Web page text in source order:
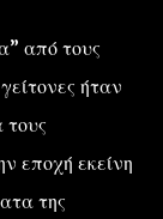
από τους
ήταν
εποχή εκείνη
της